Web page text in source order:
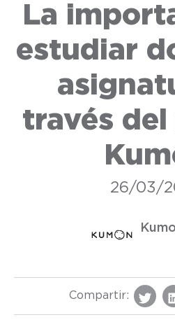
La
estudiar
través
26/03/
Compartir: